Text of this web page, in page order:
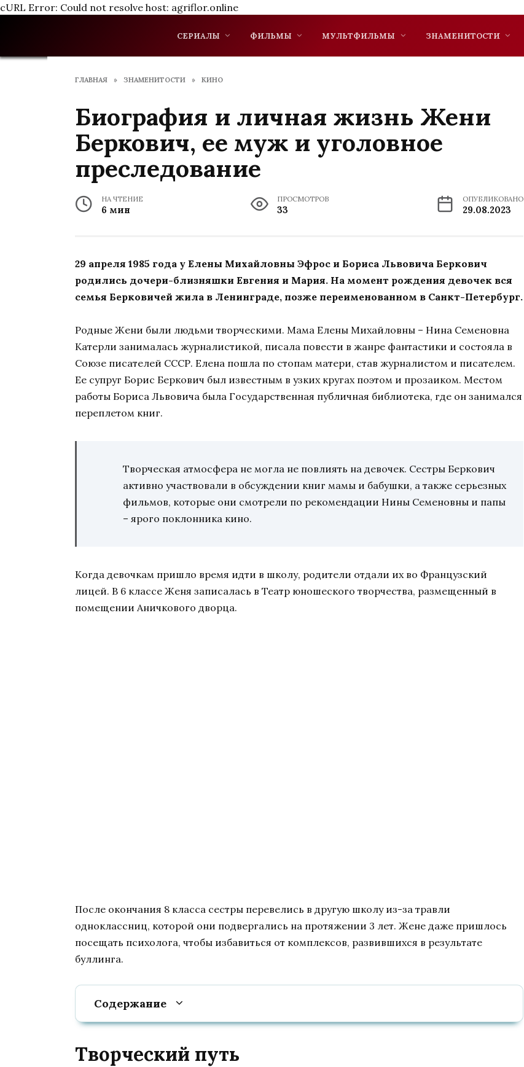
cURL Error: Could not resolve host: agriflor.online
СЕРИАЛЫ ФИЛЬМЫ МУЛЬТФИЛЬМЫ ЗНАМЕНИТОСТИ
ГЛАВНАЯ » ЗНАМЕНИТОСТИ » КИНО
Биография и личная жизнь Жени
Беркович, ее муж и уголовное
преследование
НА ЧТЕНИЕ
6 мин
ПРОСМОТРОВ
33
ОПУБЛИКОВАНО
29.08.2023
29 апреля 1985 года у Елены Михайловны Эфрос и Бориса Львовича Беркович
родились дочери-близняшки Евгения и Мария. На момент рождения девочек вся
семья Берковичей жила в Ленинграде, позже переименованном в Санкт-Петербург.
Родные Жени были людьми творческими. Мама Елены Михайловны – Нина Семеновна
Катерли занималась журналистикой, писала повести в жанре фантастики и состояла в
Союзе писателей СССР. Елена пошла по стопам матери, став журналистом и писателем.
Ее супруг Борис Беркович был известным в узких кругах поэтом и прозаиком. Местом
работы Бориса Львовича была Государственная публичная библиотека, где он занимался
переплетом книг.
Творческая атмосфера не могла не повлиять на девочек. Сестры Беркович
активно участвовали в обсуждении книг мамы и бабушки, а также серьезных
фильмов, которые они смотрели по рекомендации Нины Семеновны и папы
– ярого поклонника кино.
Когда девочкам пришло время идти в школу, родители отдали их во Французский
лицей. В 6 классе Женя записалась в Театр юношеского творчества, размещенный в
помещении Аничкового дворца.
После окончания 8 класса сестры перевелись в другую школу из-за травли
одноклассниц, которой они подвергались на протяжении 3 лет. Жене даже пришлось
посещать психолога, чтобы избавиться от комплексов, развившихся в результате
буллинга.
Содержание
Творческий путь